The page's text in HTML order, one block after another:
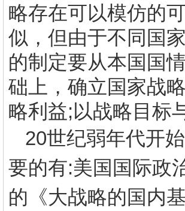
略存在可以模仿的
似，但由于不同国
的制定要从本国国
础上，确立国家战
略利益;以战略目标
20世纪弱年代开
要的有:美国国际政
的《大战略的国内